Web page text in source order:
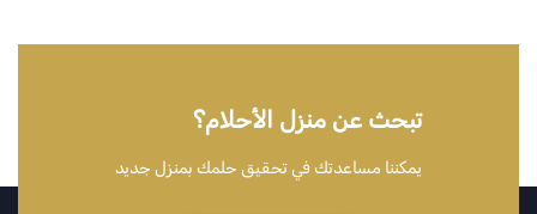
تبحث عن منزل الأحلام؟
يمكننا مساعدتك في تحقيق حلمك بمنزل جديد